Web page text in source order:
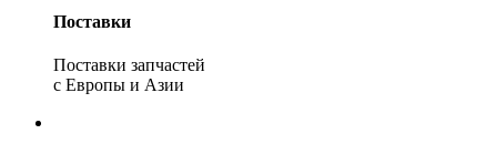
Поставки
Поставки запчастей
с Европы и Азии